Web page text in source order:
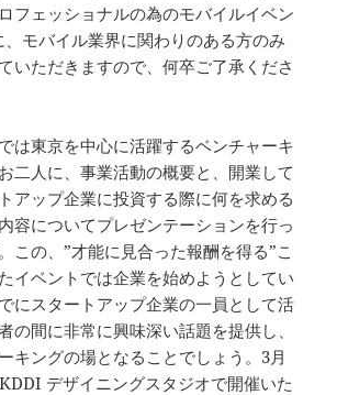
フェッショナルの為のモバイルイベン
、モバイル業界に関わりのある方のみ
いただきますので、何卒ご了承くださ
は東京を中心に活躍するベンチャーキ
二人に、事業活動の概要と、開業して
アップ企業に投資する際に何を求める
容についてプレゼンテーションを行っ
この、”才能に見合った報酬を得る”こ
イベントでは企業を始めようとしてい
にスタートアップ企業の一員として活
の間に非常に興味深い話題を提供し、
キングの場となることでしょう。3月
デザイニングスタジオで開催いた